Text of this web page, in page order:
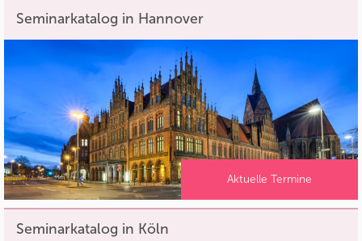
Seminarkatalog in Hannover
Aktuelle Termine
Seminarkatalog in Köln